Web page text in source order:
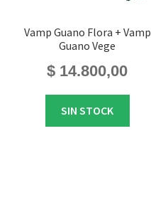
Vamp Guano Flora + Vamp
Guano Vege
$ 14.800,00
SIN STOCK